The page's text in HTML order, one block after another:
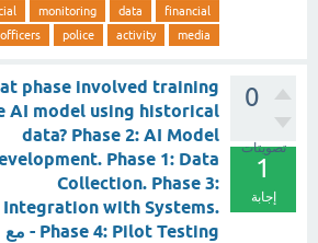
financial
data
monitoring
media
activity
police
officers
0
تصويتات
1
إجابة
phase involved training
AI model using historical
data? Phase 2: AI Model
Phase 1: Data
Collection. Phase 3:
Integration with Systems.
Phase 4: Pilot Testing - مع